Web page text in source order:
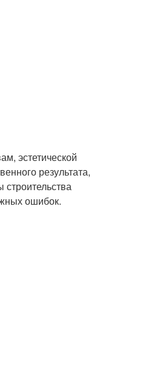
эстетической
результата,
ошибок.